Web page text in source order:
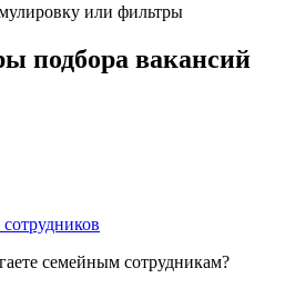
или фильтры
подбора вакансий
семейным сотрудникам?